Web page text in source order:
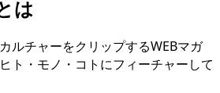
は
ルチャーをクリップするWEBマガ
ト・モノ・コトにフィーチャーして